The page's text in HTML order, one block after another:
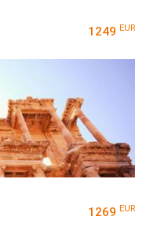
1249 EUR
1269 EUR